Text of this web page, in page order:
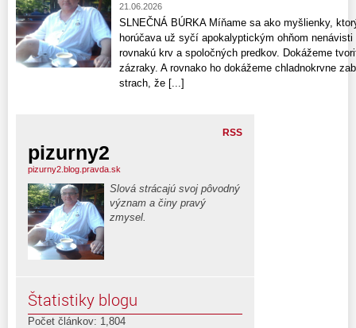
21.06.2026
SLNEČNÁ BÚRKA Míňame sa ako myšlienky,
horúčava už syčí apokalyptickým ohňom
rovnakú krv a spoločných predkov. Dokážeme
zázraky. A rovnako ho dokážeme chladnokrvne
strach, že [...]
RSS
pizurny2
pizurny2.blog.pravda.sk
Slová strácajú svoj pôvodný
význam a činy pravý
zmysel.
Štatistiky blogu
Počet článkov: 1,804